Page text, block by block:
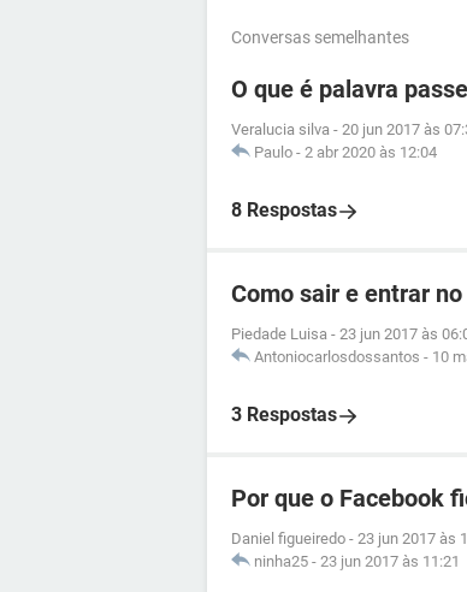
Conversas semelhantes
O que é palavra passe
Veralucia silva - 20 jun 2017 às
Paulo - 2 abr 2020 às 12:04
8 Respostas
Como sair e entrar
Piedade Luisa - 23 jun 2017 às
Antoniocarlosdossantos - 10
3 Respostas
Por que o Facebook
Daniel figueiredo - 23 jun 2017 às
ninha25 - 23 jun 2017 às 11:21